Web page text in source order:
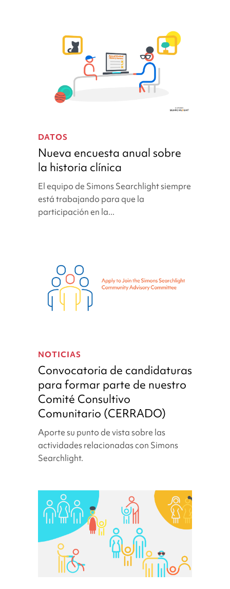
Searchlight
encuesta
anual
sobre
la
historia
clínica
DATOS
Nueva encuesta anual sobre
la historia clínica
El equipo de Simons Searchlight siempre
está trabajando para que la
participación en la...
candidaturas
para
formar
parte
de
Comité
Consultivo
Comunitario
NOTICIAS
Convocatoria de candidaturas
para formar parte de nuestro
Comité Consultivo
Comunitario (CERRADO)
Aporte su punto de vista sobre las
actividades relacionadas con Simons
Searchlight.